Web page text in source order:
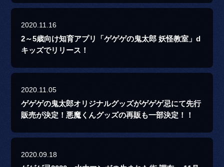
2020.11.16
2～5歳向け知育アプリ「ゲゲゲの鬼太郎 妖怪教室」d
キッズでリリース！
2020.11.05
ゲゲゲの鬼太郎オリジナルグッズがゲゲゲ忌にて先行
販売が決定！悪魔くんグッズの再販も一部決定！！
2020.09.18